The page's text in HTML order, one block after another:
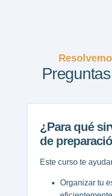
¿Para qué
de
Este curso te
Organizar tu